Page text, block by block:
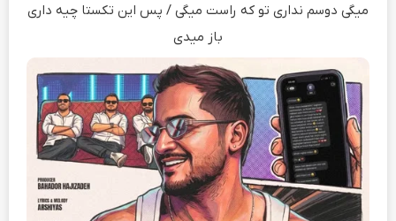
میگی دوسم نداری تو که راست میگی / پس این تکستا چیه داری
باز میدی